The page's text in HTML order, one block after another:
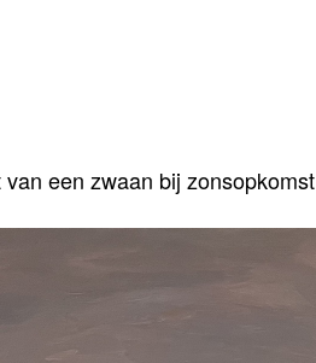
van een zwaan bij zonsopkomst